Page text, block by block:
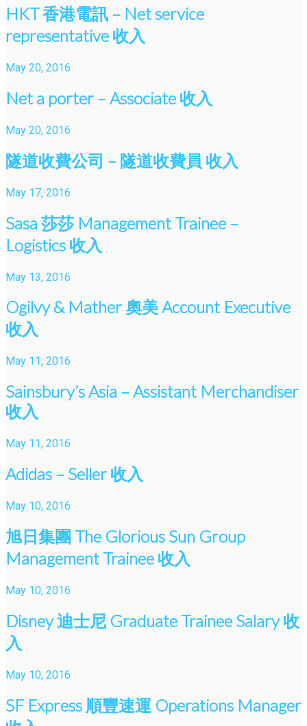
HKT 香港電訊 – Net service
representative 收入
May 20, 2016
Net a porter – Associate 收入
May 20, 2016
隧道收費公司 – 隧道收費員 收入
May 17, 2016
Sasa 莎莎 Management Trainee –
Logistics 收入
May 13, 2016
Ogilvy & Mather 奧美 Account Executive
收入
May 11, 2016
Sainsbury’s Asia – Assistant Merchandiser
收入
May 11, 2016
Adidas – Seller 收入
May 10, 2016
旭日集團 The Glorious Sun Group
Management Trainee 收入
May 10, 2016
Disney 迪士尼 Graduate Trainee Salary 收
入
May 10, 2016
SF Express 順豐速運 Operations Manager